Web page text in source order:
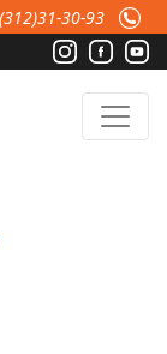
30-93